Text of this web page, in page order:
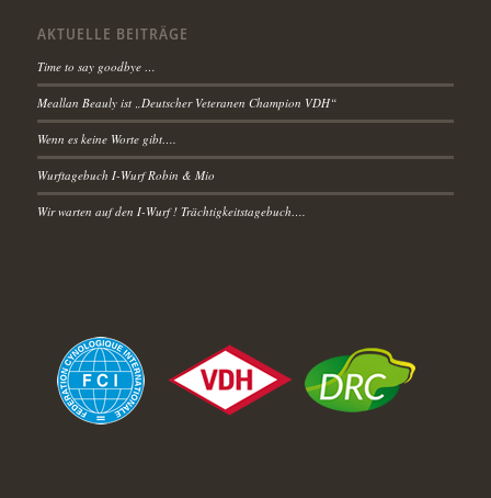
AKTUELLE BEITRÄGE
Time to say goodbye …
Meallan Beauly ist „Deutscher Veteranen Champion VDH“
Wenn es keine Worte gibt….
Wurftagebuch I-Wurf Robin & Mio
Wir warten auf den I-Wurf ! Trächtigkeitstagebuch….